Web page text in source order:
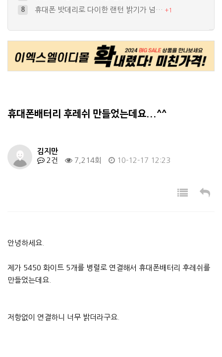
8 휴대폰 밧데리로 다이한 랜턴 밝기가 넘… +1
4 브레이크등 작업시 역전류 방지 다이오드…+4
5 휴대폰으로 쓸수있는 랜턴을만들어볼까하는…+1
휴대폰배터리 후레쉬 만들었는데요...^^
김지만
2건
7,214회 10-12-17 12:23
안녕하세요.
제가 5450 화이트 5개를 병렬로 연결해서 휴대폰배터리 후레쉬를
만들었는데요.
저항없이 연결하니 너무 밝더라구요.